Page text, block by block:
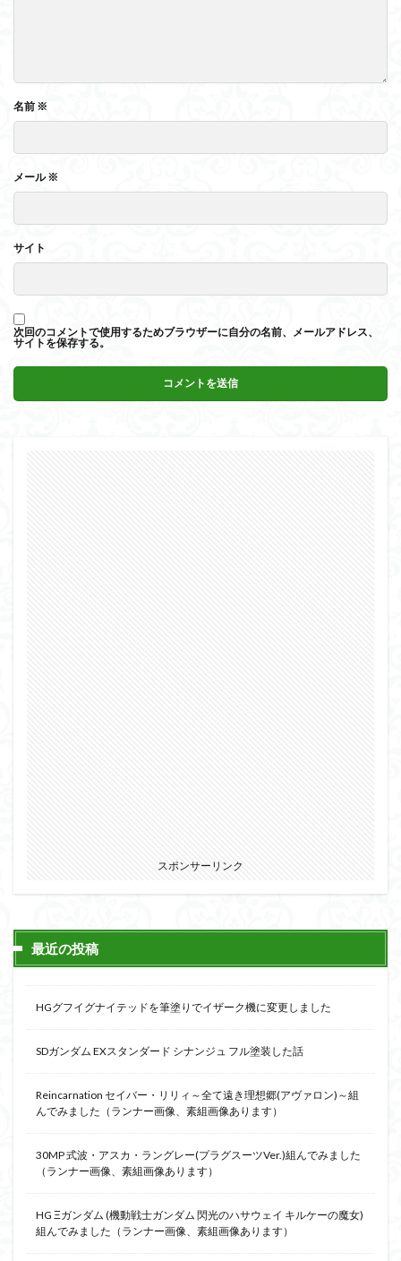
名前 ※
メール※
サイト
次回のコメントで使用するためブラウザーに自分の名前、メールアドレス、
サイトを保存する。
スポンサーリンク
最近の投稿
HGグフイグナイテッドを筆塗りでイザーク機に変更しました
SDガンダム EXスタンダード シナンジュ フル塗装した話
Reincarnation セイバー・リリィ～全て遠き理想郷(アヴァロン)～組
んでみました（ランナー画像、素組画像あります）
30MP 式波・アスカ・ラングレー(プラグスーツVer.)組んでみました
（ランナー画像、素組画像あります）
HG Ξガンダム (機動戦士ガンダム 閃光のハサウェイ キルケーの魔女)
組んでみました（ランナー画像、素組画像あります）